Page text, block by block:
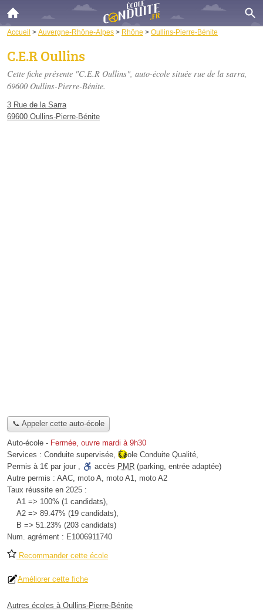
Accueil > Auvergne-Rhône-Alpes > Rhône > Oullins-Pierre-Bénite
C.E.R Oullins
Cette fiche présente "C.E.R Oullins", auto-école située rue de la sarra,
69600 Oullins-Pierre-Bénite.
3 Rue de la Sarra
69600 Oullins-Pierre-Bénite
📞 Appeler cette auto-école
Auto-école - Fermée, ouvre mardi à 9h30
Services : Conduite supervisée, École Conduite Qualité,
Permis à 1€ par jour , accès PMR (parking, entrée adaptée)
Autre permis : AAC, moto A, moto A1, moto A2
Taux réussite en 2025 :
A1 => 100% (1 candidats),
A2 => 89.47% (19 candidats),
B => 51.23% (203 candidats)
Num. agrément : E1006911740
Recommander cette école
Améliorer cette fiche
Autres écoles à Oullins-Pierre-Bénite